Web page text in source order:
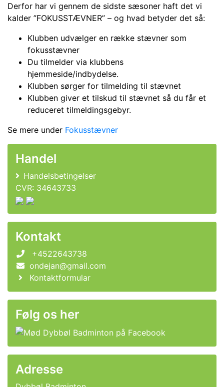
Derfor har vi gennem de sidste sæsoner haft det vi
kalder ”FOKUSSTÆVNER” – og hvad betyder det så:
Klubben udvælger en række stævner som
fokusstævner
Du tilmelder via klubbens
hjemmeside/indbydelse.
Klubben sørger for tilmelding til stævnet
Klubben giver et tilskud til stævnet så du får et
reduceret tilmeldingsgebyr.
Se mere under Fokusstævner
Handel
Handelsbetingelser
CVR: 34643733
Kontakt
+4522643738
ondejan@gmail.com
Kontaktformular
Følg os her
Adresse